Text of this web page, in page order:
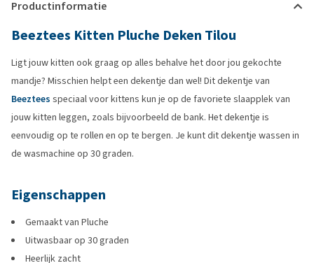
Productinformatie
Beeztees Kitten Pluche Deken Tilou
Ligt jouw kitten ook graag op alles behalve het door jou gekochte
mandje? Misschien helpt een dekentje dan wel! Dit dekentje van
Beeztees speciaal voor kittens kun je op de favoriete slaapplek van
jouw kitten leggen, zoals bijvoorbeeld de bank. Het dekentje is
eenvoudig op te rollen en op te bergen. Je kunt dit dekentje wassen in
de wasmachine op 30 graden.
Eigenschappen
Gemaakt van Pluche
Uitwasbaar op 30 graden
Heerlijk zacht